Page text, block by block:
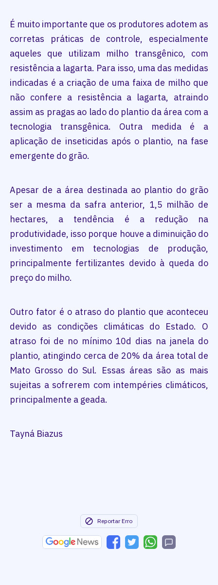
É muito importante que os produtores adotem as
corretas práticas de controle, especialmente
aqueles que utilizam milho transgênico, com
resistência a lagarta. Para isso, uma das medidas
indicadas é a criação de uma faixa de milho que
não confere a resistência a lagarta, atraindo
assim as pragas ao lado do plantio da área com a
tecnologia transgênica. Outra medida é a
aplicação de inseticidas após o plantio, na fase
emergente do grão.
Apesar de a área destinada ao plantio do grão
ser a mesma da safra anterior, 1,5 milhão de
hectares, a tendência é a redução na
produtividade, isso porque houve a diminuição do
investimento em tecnologias de produção,
principalmente fertilizantes devido à queda do
preço do milho.
Outro fator é o atraso do plantio que aconteceu
devido as condições climáticas do Estado. O
atraso foi de no mínimo 10d dias na janela do
plantio, atingindo cerca de 20% da área total de
Mato Grosso do Sul. Essas áreas são as mais
sujeitas a sofrerem com intempéries climáticos,
principalmente a geada.
Tayná Biazus
Reportar Erro